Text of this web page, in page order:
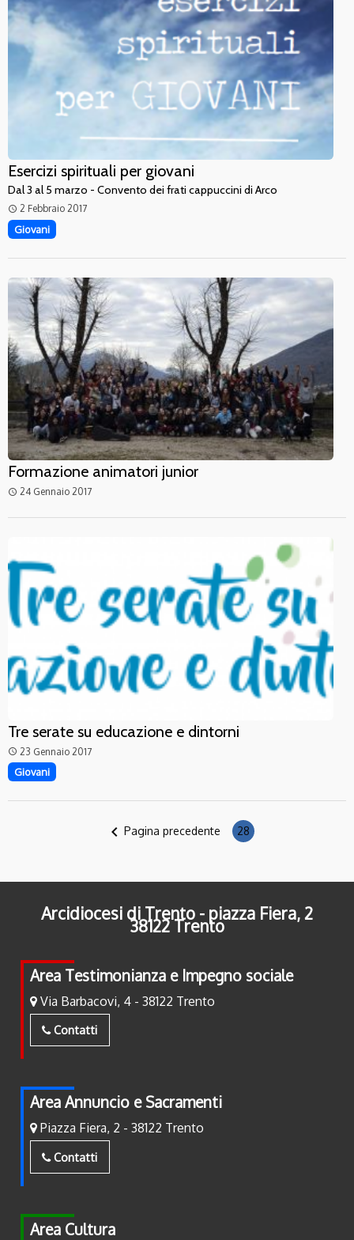
Esercizi spirituali per giovani
Dal 3 al 5 marzo - Convento dei frati cappuccini di Arco
access_time 2 Febbraio 2017
Giovani
Formazione animatori junior
access_time 24 Gennaio 2017
Tre serate su educazione e dintorni
access_time 23 Gennaio 2017
Giovani
navigate_before Pagina precedente 28
Arcidiocesi di Trento - piazza Fiera, 2
38122 Trento
Area Testimonianza e Impegno sociale
Via Barbacovi, 4 - 38122 Trento
Contatti
Area Annuncio e Sacramenti
Piazza Fiera, 2 - 38122 Trento
Contatti
Area Cultura